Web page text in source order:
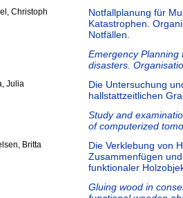
Christoph
Notfallplanung für
Katastrophen.
Notfällen.
Emergency
disasters.
Julia
Die Untersuchung
hallstattzeitlichen
Study and
of computerized
Britta
Die Verklebung von
Zusammenfügen
funktionaler
Gluing wood in